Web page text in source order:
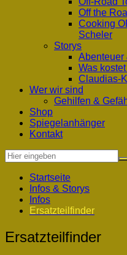
Off the
Cooking
Scheler
Storys
Abenteuer
Was
Claudias-
Wer wir sind
Gehilfen &
Shop
Spiegelanhänger
Kontakt
Startseite
Infos & Storys
Infos
Ersatzteilfinder
Ersatzteilfinder